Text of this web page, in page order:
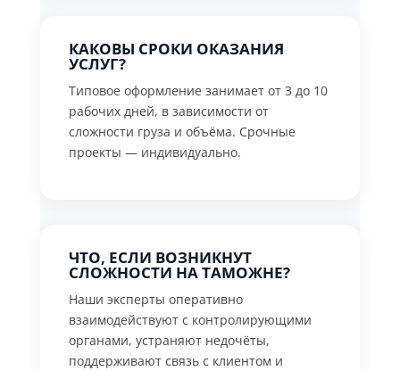
КАКОВЫ СРОКИ ОКАЗАНИЯ
УСЛУГ?
Типовое оформление занимает от 3 до 10
рабочих дней, в зависимости от
сложности груза и объёма. Срочные
проекты — индивидуально.
ЧТО, ЕСЛИ ВОЗНИКНУТ
СЛОЖНОСТИ НА ТАМОЖНЕ?
Наши эксперты оперативно
взаимодействуют с контролирующими
органами, устраняют недочёты,
поддерживают связь с клиентом и